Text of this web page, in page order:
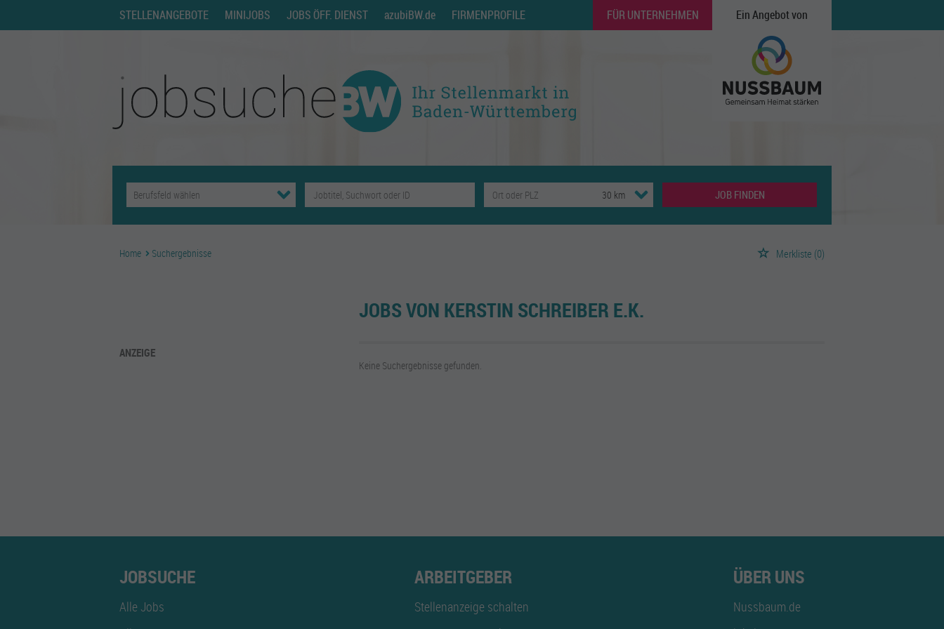
STELLENANGEBOTE MINIJOBS JOBS ÖFF. DIENST azubiBW.de FIRMENPROFILE FÜR UNTERNEHMEN Ein Angebot von
JOB FINDEN
Home Suchergebnisse Merkliste (0)
ANZEIGE
JOBS VON KERSTIN SCHREIBER E.K.
Keine Suchergebnisse gefunden.
JOBSUCHE
Alle Jobs
ARBEITGEBER
Stellenanzeige schalten
ÜBER UNS
Nussbaum.de